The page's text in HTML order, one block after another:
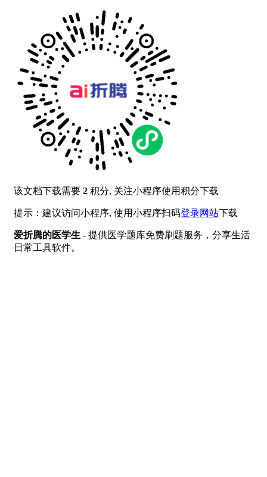
该文档下载需要 2 积分, 关注小程序使用积分下载
提示：建议访问小程序, 使用小程序扫码登录网站下载
爱折腾的医学生 - 提供医学题库免费刷题服务，分享生活
日常工具软件。